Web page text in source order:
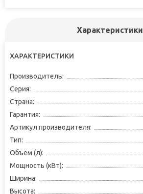
Характеристики
ХАРАКТЕРИСТИКИ
Производитель:
Серия:
Страна:
Гарантия:
Артикул производителя:
Тип:
Объем (л):
Мощность (кВт):
Ширина:
Высота: